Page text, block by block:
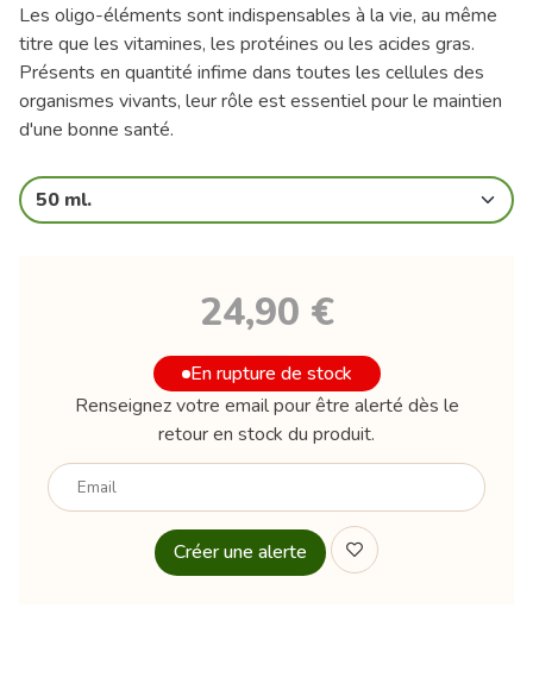
Les oligo-éléments sont indispensables à la vie, au même
titre que les vitamines, les protéines ou les acides gras.
Présents en quantité infime dans toutes les cellules des
organismes vivants, leur rôle est essentiel pour le maintien
d'une bonne santé.
50 ml.
24,90 €
En rupture de stock
Renseignez votre email pour être alerté dès le
retour en stock du produit.
Votre